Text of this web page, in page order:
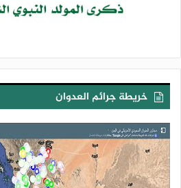
خريطة جرائم العدوان